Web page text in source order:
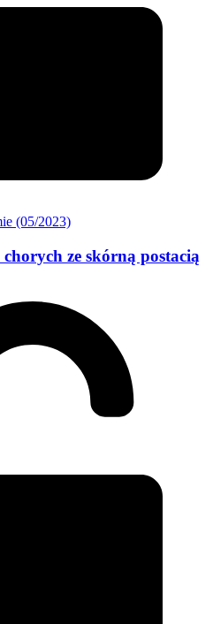
(05/2023)
chorych ze skórną postacią